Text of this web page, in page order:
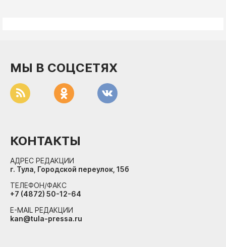
МЫ В СОЦСЕТЯХ
КОНТАКТЫ
АДРЕС РЕДАКЦИИ
г. Тула, Городской переулок, 15б
ТЕЛЕФОН/ФАКС
+7 (4872) 50-12-64
E-MAIL РЕДАКЦИИ
kan@tula-pressa.ru